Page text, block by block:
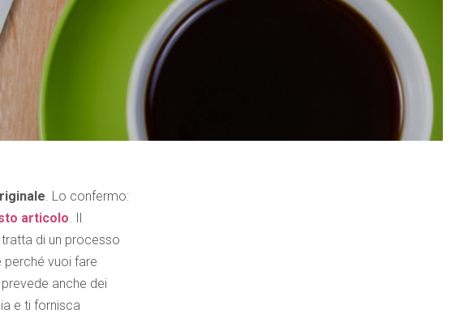
. Lo confermo:
articolo . Il
di un processo
vuoi fare
anche dei
e ti fornisca